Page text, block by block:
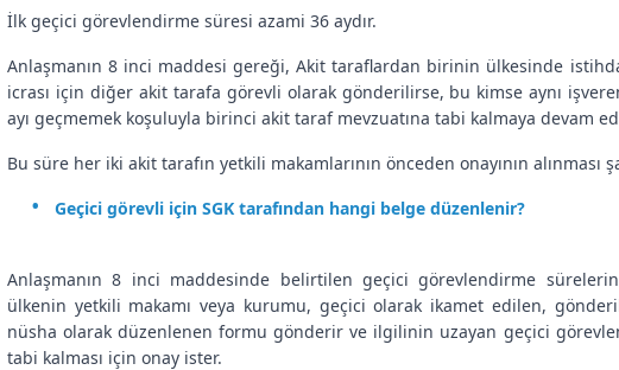
İlk geçici görevlendirme süresi azami 36 aydır.
Anlaşmanın 8 inci maddesi gereği, Akit taraflardan birinin ülkesinde
icrası için diğer akit tarafa görevli olarak gönderilirse, bu kimse aynı
ayı geçmemek koşuluyla birinci akit taraf mevzuatına tabi kalmaya devam
Bu süre her iki akit tarafın yetkili makamlarının önceden onayının alınması
Geçici görevli için SGK tarafından hangi belge düzenlenir?
Anlaşmanın 8 inci maddesinde belirtilen geçici görevlendirme
ülkenin yetkili makamı veya kurumu, geçici olarak ikamet edilen,
nüsha olarak düzenlenen formu gönderir ve ilgilinin uzayan geçici
tabi kalması için onay ister.